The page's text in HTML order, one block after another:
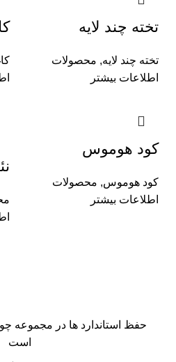
تخته چند لایه
تخته چند لایه, محصولات
اطلاعات بیشتر
کود هوموس
کود هوموس, محصولات
اطلاعات بیشتر
حفظ استاندارد ها در مجموعه
است